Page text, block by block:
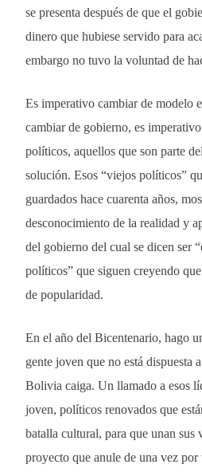
se presenta después de que el
dinero que hubiese servido para
embargo no tuvo la voluntad de
Es imperativo cambiar de modelo
cambiar de gobierno, es
políticos, aquellos que son parte
solución. Esos “viejos políticos”
guardados hace cuarenta años,
desconocimiento de la realidad y
del gobierno del cual se dicen ser
políticos” que siguen creyendo
de popularidad.
En el año del Bicentenario, hago
gente joven que no está dispuesta
Bolivia caiga. Un llamado a esos
joven, políticos renovados que
batalla cultural, para que unan sus
proyecto que anule de una vez por